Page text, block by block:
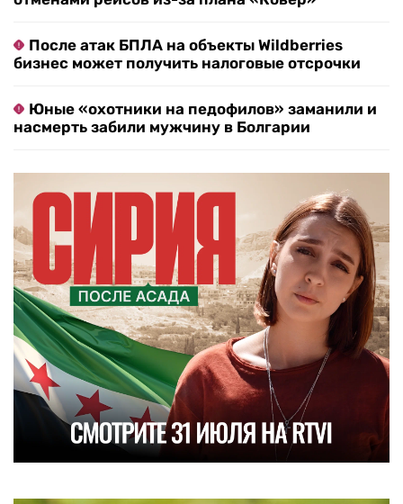
После атак БПЛА на объекты Wildberries
бизнес может получить налоговые отсрочки
Юные «охотники на педофилов» заманили и
насмерть забили мужчину в Болгарии